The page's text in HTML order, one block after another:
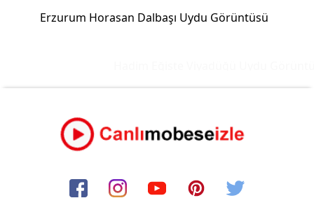
Erzurum Horasan Dalbaşı Uydu Görüntüsü